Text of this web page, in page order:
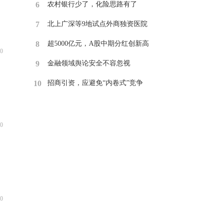
0
0
0
6 ​农村银行少了，化险思路有了
7 ​北上广深等9地试点外商独资医院
8 ​超5000亿元，A股中期分红创新高
9 ​金融领域舆论安全不容忽视
10 招商引资，应避免“内卷式”竞争